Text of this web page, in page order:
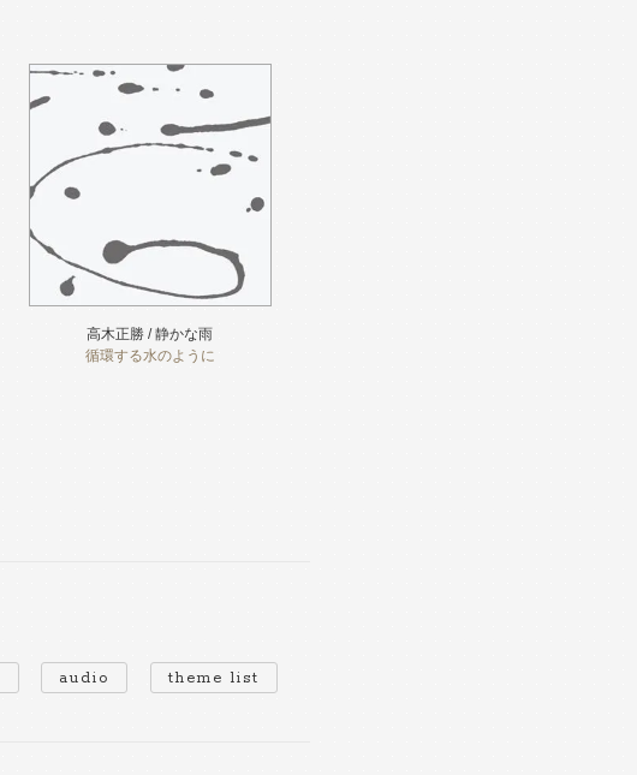
高木正勝 / 静かな雨
循環する水のように
audio theme list